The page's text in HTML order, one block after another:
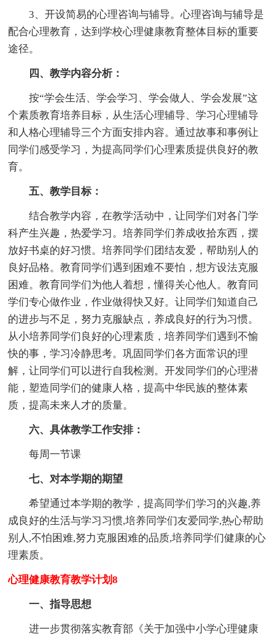
3、开设简易的心理咨询与辅导。心理咨询与辅导是
配合心理教育，达到学校心理健康教育整体目标的重要
途径。
四、教学内容分析：
按“学会生活、学会学习、学会做人、学会发展”这
个素质教育培养目标，从生活心理辅导、学习心理辅导
和人格心理辅导三个方面安排内容。通过故事和事例让
同学们感受学习，为提高同学们心理素质提供良好的教
育。
五、教学目标：
结合教学内容，在教学活动中，让同学们对各门学
科产生兴趣，热爱学习。培养同学们养成收拾东西，摆
放好书桌的好习惯。培养同学们团结友爱，帮助别人的
良好品格。教育同学们遇到困难不要怕，想方设法克服
困难。教育同学们为他人着想，懂得关心他人。教育同
学们专心做作业，作业做得快又好。让同学们知道自己
的进步与不足，努力克服缺点，养成良好的行为习惯。
从小培养同学们良好的心理素质，培养同学们遇到不愉
快的事，学习冷静思考。巩固同学们各方面常识的理
解，让同学们可以进行自我检测。开发同学们的心理潜
能，塑造同学们的健康人格，提高中华民族的整体素
质，提高未来人才的质量。
六、具体教学工作安排：
每周一节课
七、对本学期的期望
希望通过本学期的教学，提高同学们学习的兴趣,养
成良好的生活与学习习惯,培养同学们友爱同学,热心帮助
别人,不怕困难,努力克服困难的品质,培养同学们健康的心
理素质。
心理健康教育教学计划8
一、指导思想
进一步贯彻落实教育部《关于加强中小学心理健康